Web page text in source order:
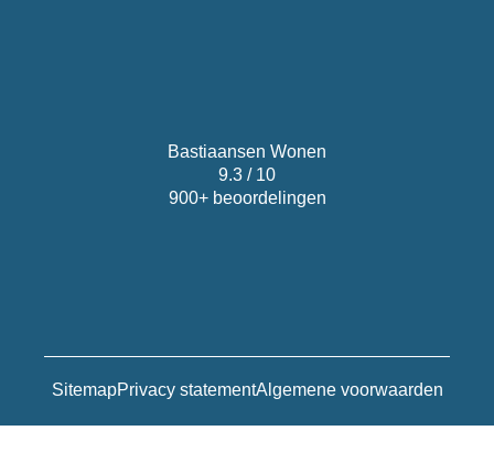
SitemapPrivacy statementAlgemene voorwaarden
Bastiaansen Wonen
9.3 / 10
900+ beoordelingen